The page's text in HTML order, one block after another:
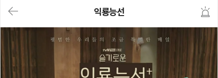
가
익룡능선